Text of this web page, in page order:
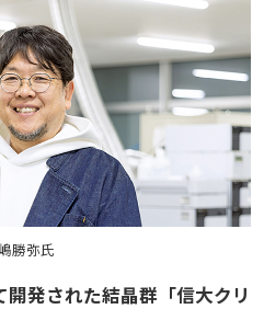
勝弥氏
発された結晶群「信大クリ